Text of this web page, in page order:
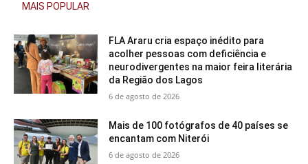
MAIS POPULAR
FLA Araru cria espaço inédito para
acolher pessoas com deficiência e
neurodivergentes na maior feira literária
da Região dos Lagos
6 de agosto de 2026
Mais de 100 fotógrafos de 40 países se
encantam com Niterói
6 de agosto de 2026